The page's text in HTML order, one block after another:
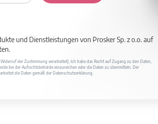
und Dienstleistungen von Prosker Sp. z o.o. auf
der Zustimmung verarbeitet). Ich habe das Recht auf Zugang zu den Daten,
bei der Aufsichtsbehörde einzureichen oder die Daten zu übermitteln. Der
die Daten gemäß der Datenschutzerklärung.